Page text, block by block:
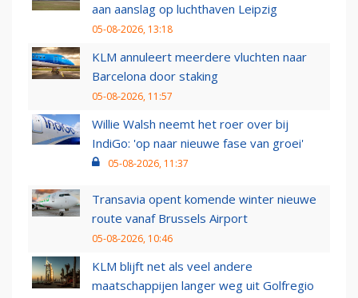
aan aanslag op luchthaven Leipzig
05-08-2026, 13:18
KLM annuleert meerdere vluchten naar
Barcelona door staking
05-08-2026, 11:57
Willie Walsh neemt het roer over bij
IndiGo: 'op naar nieuwe fase van groei'
05-08-2026, 11:37
Transavia opent komende winter nieuwe
route vanaf Brussels Airport
05-08-2026, 10:46
KLM blijft net als veel andere
maatschappijen langer weg uit Golfregio